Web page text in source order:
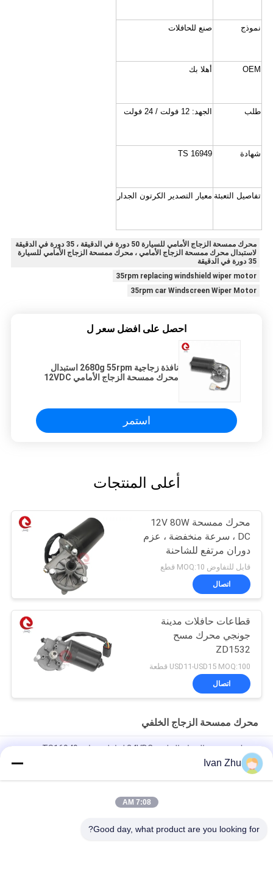
نموذج صنع للحافلات
OEM أهلا بك
طلب الجهد: 12 فولت / 24 فولت
شهادة TS 16949
تفاصيل التعبئة معيار التصدير الكرتون الجدار
محرك ممسحة الزجاج الأمامي للسيارة 50 دورة في الدقيقة ، 35 دورة في الدقيقة
لاستبدال محرك ممسحة الزجاج الأمامي ، محرك ممسحة الزجاج الأمامي للسيارة
35 دورة في الدقيقة
35rpm replacing windshield wiper motor
35rpm car Windscreen Wiper Motor
احصل على افضل سعر ل
نافذة زجاجية 2680g 55rpm استبدال
محرك ممسحة الزجاج الأمامي 12VDC
استمر
أعلى المنتجات
محرك ممسحة 12V 80W
DC ، سرعة منخفضة ، عزم
دوران مرتفع للشاحنة
الثقيلة
قابل للتفاوض MOQ:10 قطع
اتصال
قطاعات حافلات مدينة
جونجي محرك مسح
ZD1532
USD11-USD15 MOQ:100 قطعة
اتصال
محرك ممسحة الزجاج الخلفي
محرك ممسحة الزجاج الخلفي 24VDC لحافلة حفارة TS16949
ISO9001
ارتفاع عزم الدوران 70 واط محرك ممسحة الزجاج الأمامي البحري
Ivan Zhu
7:08 AM
Good day, what product are you looking for?